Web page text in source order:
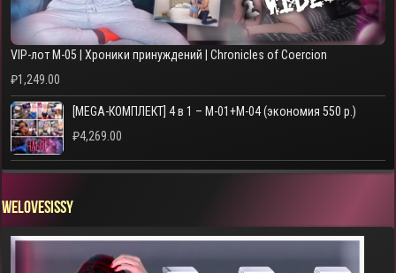
VIP-лот M-05 | Хроники принуждений | Chronicles of Coercion
₽1,249.00
[MEGA-КОМПЛЕКТ] 4 в 1 – M-01+M-04 (экономия 550 р.)
₽4,269.00
WELOVESISSY